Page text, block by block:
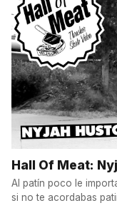
Hall Of Meat:
Al patín poco le
si no te acordabas